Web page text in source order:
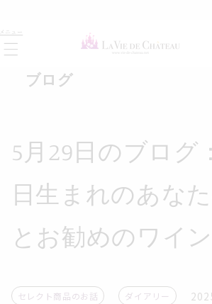
ニュー
ブログ
5月29日のブログ
日生まれのあな
とお勧めのワイン
セレクト商品のお話 ダイアリー